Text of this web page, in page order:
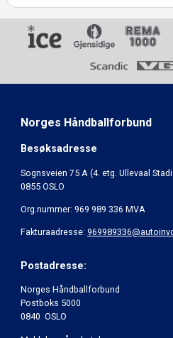
Norges Håndballforbund
Besøksadresse
Sognsveien 75 A (4. etg. Ullevaal
0855 OSLO
Org.nummer: 969 989 336 MVA
Fakturaadresse:
Postadresse:
Norges Håndballforbund
Postboks 5000
0840 OSLO